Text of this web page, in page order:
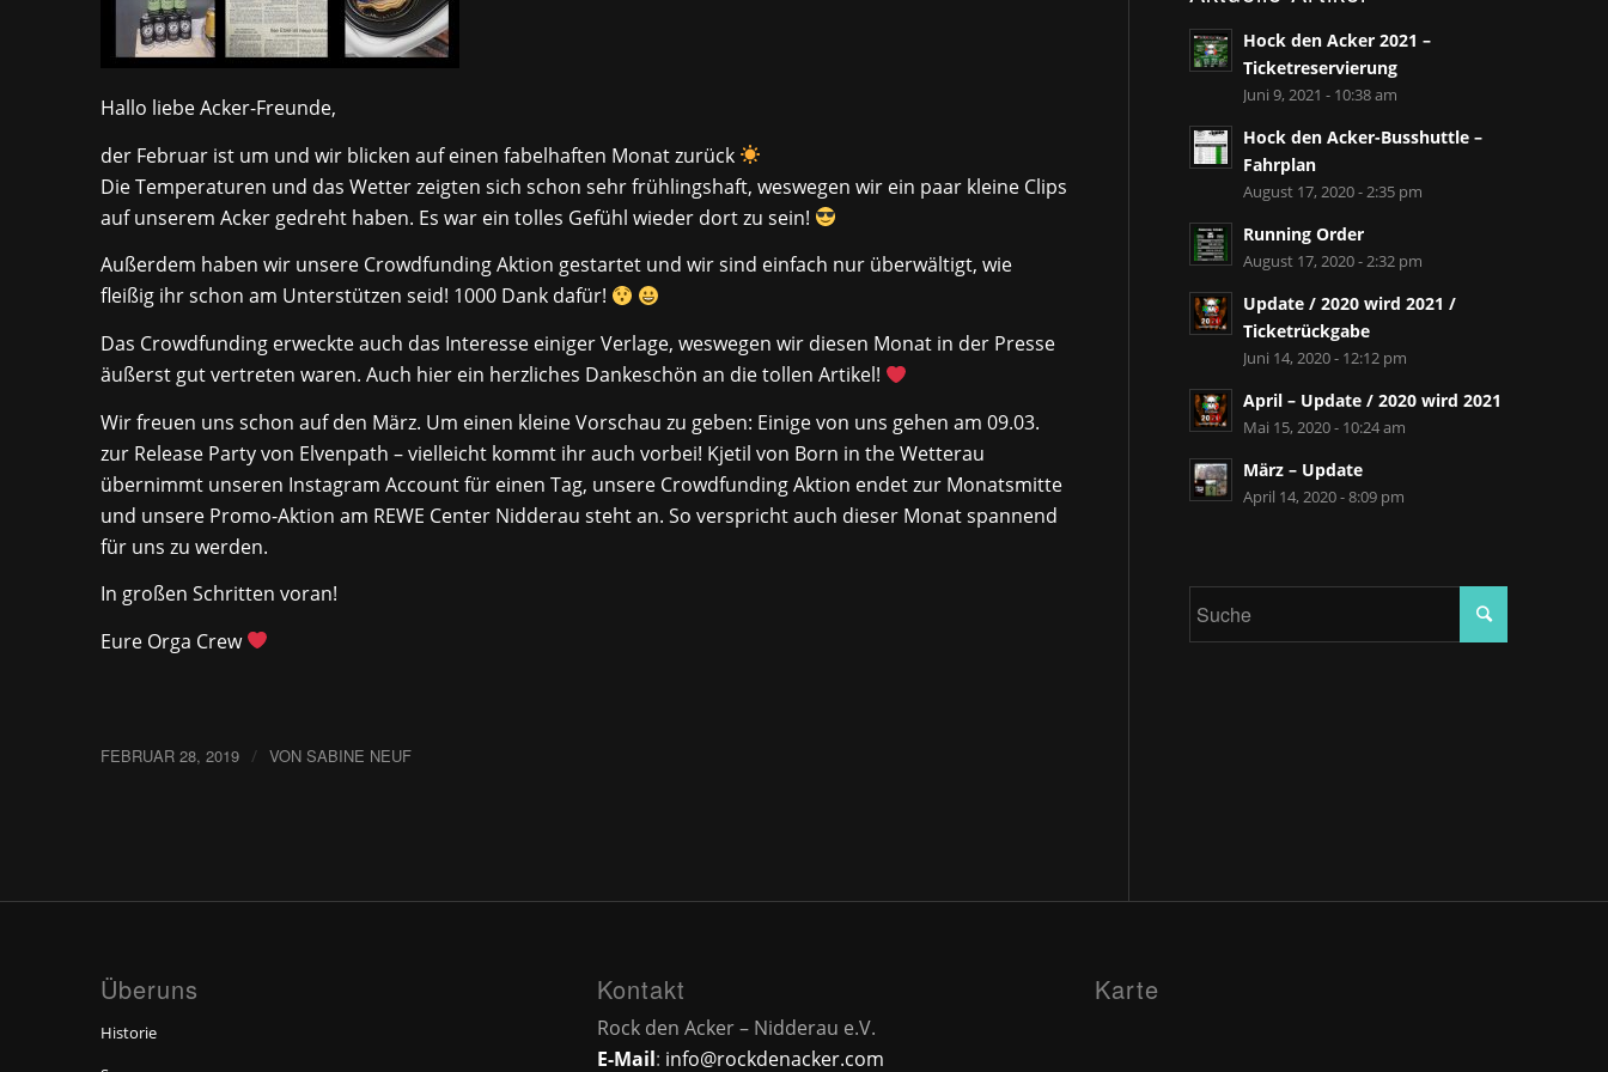
Hallo liebe Acker-Freunde,
der Februar ist um und wir blicken auf einen fabelhaften Monat zurück
Die Temperaturen und das Wetter zeigten sich schon sehr frühlingshaft, weswegen wir ein paar kleine Clips
auf unserem Acker gedreht haben. Es war ein tolles Gefühl wieder dort zu sein!
Außerdem haben wir unsere Crowdfunding Aktion gestartet und wir sind einfach nur überwältigt, wie
fleißig ihr schon am Unterstützen seid! 1000 Dank dafür!
Das Crowdfunding erweckte auch das Interesse einiger Verlage, weswegen wir diesen Monat in der Presse
äußerst gut vertreten waren. Auch hier ein herzliches Dankeschön an die tollen Artikel!
Wir freuen uns schon auf den März. Um einen kleine Vorschau zu geben: Einige von uns gehen am 09.03.
zur Release Party von Elvenpath – vielleicht kommt ihr auch vorbei! Kjetil von Born in the Wetterau
übernimmt unseren Instagram Account für einen Tag, unsere Crowdfunding Aktion endet zur Monatsmitte
und unsere Promo-Aktion am REWE Center Nidderau steht an. So verspricht auch dieser Monat spannend
für uns zu werden.
In großen Schritten voran!
Eure Orga Crew
FEBRUAR 28, 2019 / VON SABINE NEUF
Hock den Acker 2021 –
Ticketreservierung
Juni 9, 2021 - 10:38 am
Hock den Acker-Busshuttle –
Fahrplan
August 17, 2020 - 2:35 pm
Running Order
August 17, 2020 - 2:32 pm
Update / 2020 wird 2021 /
Ticketrückgabe
Juni 14, 2020 - 12:12 pm
April – Update / 2020 wird 2021
Mai 15, 2020 - 10:24 am
März – Update
April 14, 2020 - 8:09 pm
Überuns
Historie
Kontakt
Rock den Acker – Nidderau e.V.
E-Mail: info@rockdenacker.com
Karte